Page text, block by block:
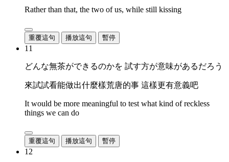
Rather than that, the two of us, while still kissing
重覆這句 播放這句 暫停
11
どんな無茶ができるのかを 試す方が意味があるだろう
來試試看能做出什麼樣荒唐的事 這樣更有意義吧
It would be more meaningful to test what kind of reckless
things we can do
重覆這句 播放這句 暫停
12